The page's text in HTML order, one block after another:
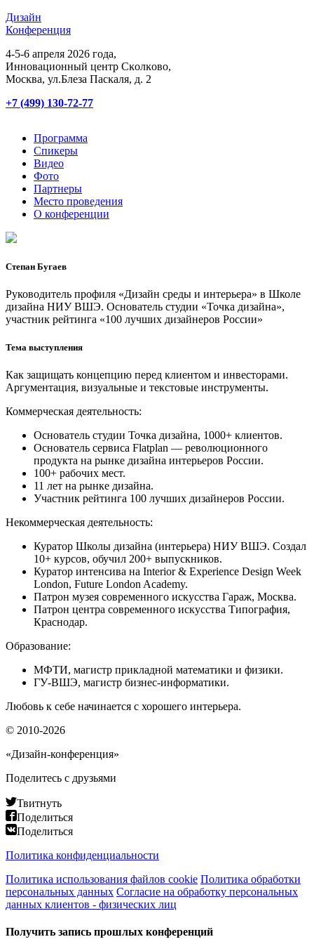
Дизайн
Конференция
4-5-6 апреля 2026 года,
Инновационный центр Сĸолĸово,
Мосĸва, ул.Блеза Пасĸаля, д. 2
+7 (499) 130-72-77
Программа
Спикеры
Видео
Фото
Партнеры
Место проведения
О конференции
Степан Бугаев
Руководитель профиля «Дизайн среды и интерьера» в Школе
дизайна НИУ ВШЭ. Основатель студии «Точка дизайна»,
участник рейтинга «100 лучших дизайнеров России»
Тема выступления
Как защищать концепцию перед клиентом и инвесторами.
Аргументация, визуальные и текстовые инструменты.
Коммерческая деятельность:
Основатель студии Точка дизайна, 1000+ клиентов.
Основатель сервиса Flatplan — революционного
продукта на рынке дизайна интерьеров России.
100+ рабочих мест.
11 лет на рынке дизайна.
Участник рейтинга 100 лучших дизайнеров России.
Некоммерческая деятельность:
Куратор Школы дизайна (интерьера) НИУ ВШЭ. Создал
10+ курсов, обучил 200+ выпускников.
Куратор интенсива на Interior & Experience Design Week
London, Future London Academy.
Патрон музея современного искусства Гараж, Москва.
Патрон центра современного искусства Типография,
Краснодар.
Образование:
МФТИ, магистр прикладной математики и физики.
ГУ-ВШЭ, магистр бизнес-информатики.
Любовь к себе начинается с хорошего интерьера.
© 2010-2026
«Дизайн-конференция»
Поделитесь с друзьями
Твитнуть
Поделиться
Поделиться
Политика конфиденциальности
Политика использования файлов cookie Политика обработки
персональных данных Согласие на обработку персональных
данных клиентов - физических лиц
Получить запись прошлых конференций